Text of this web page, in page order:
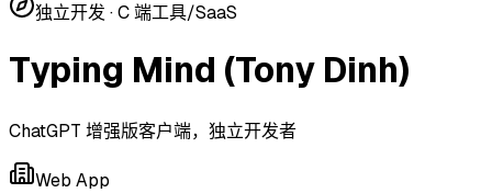
独立开发 ·C 端工具/SaaS
Typing Mind (Tony Dinh)
ChatGPT 增强版客户端，独立开发者
Web App